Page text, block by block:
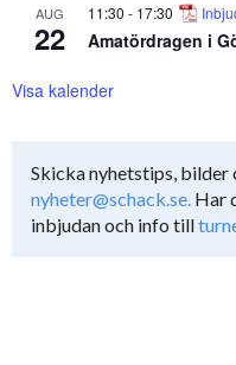
AUG
22
11:30 - 17:30
Amatördragen i
Visa kalender
Skicka nyhetstips,
nyheter@schack.se. Har
inbjudan och info till